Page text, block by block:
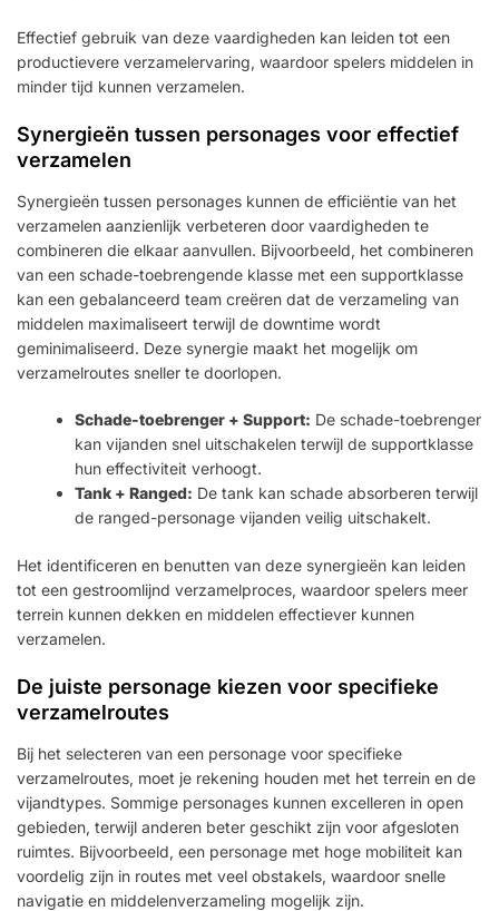
Effectief gebruik van deze vaardigheden kan leiden tot een
productievere verzamelervaring, waardoor spelers middelen in
minder tijd kunnen verzamelen.
Synergieën tussen personages voor effectief
verzamelen
Synergieën tussen personages kunnen de efficiëntie van het
verzamelen aanzienlijk verbeteren door vaardigheden te
combineren die elkaar aanvullen. Bijvoorbeeld, het combineren
van een schade-toebrengende klasse met een supportklasse
kan een gebalanceerd team creëren dat de verzameling van
middelen maximaliseert terwijl de downtime wordt
geminimaliseerd. Deze synergie maakt het mogelijk om
verzamelroutes sneller te doorlopen.
Schade-toebrenger + Support: De schade-toebrenger
kan vijanden snel uitschakelen terwijl de supportklasse
hun effectiviteit verhoogt.
Tank + Ranged: De tank kan schade absorberen terwijl
de ranged-personage vijanden veilig uitschakelt.
Het identificeren en benutten van deze synergieën kan leiden
tot een gestroomlijnd verzamelproces, waardoor spelers meer
terrein kunnen dekken en middelen effectiever kunnen
verzamelen.
De juiste personage kiezen voor specifieke
verzamelroutes
Bij het selecteren van een personage voor specifieke
verzamelroutes, moet je rekening houden met het terrein en de
vijandtypes. Sommige personages kunnen excelleren in open
gebieden, terwijl anderen beter geschikt zijn voor afgesloten
ruimtes. Bijvoorbeeld, een personage met hoge mobiliteit kan
voordelig zijn in routes met veel obstakels, waardoor snelle
navigatie en middelenverzameling mogelijk zijn.